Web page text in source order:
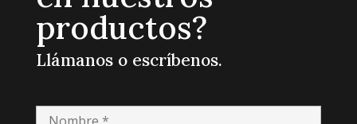
productos?
Llámanos o escríbenos.